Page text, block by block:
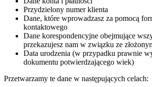
Przydzielony numer klienta
Dane, które wprowadzasz za pomocą
kontaktowego
Dane korespondencyjne obejmujące
przekazujesz nam w związku ze
Data urodzenia (w przypadku prawnie
dokumentu potwierdzającego wiek)
Przetwarzamy te dane w następujących celach: